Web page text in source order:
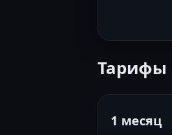
Тарифы
1 месяц